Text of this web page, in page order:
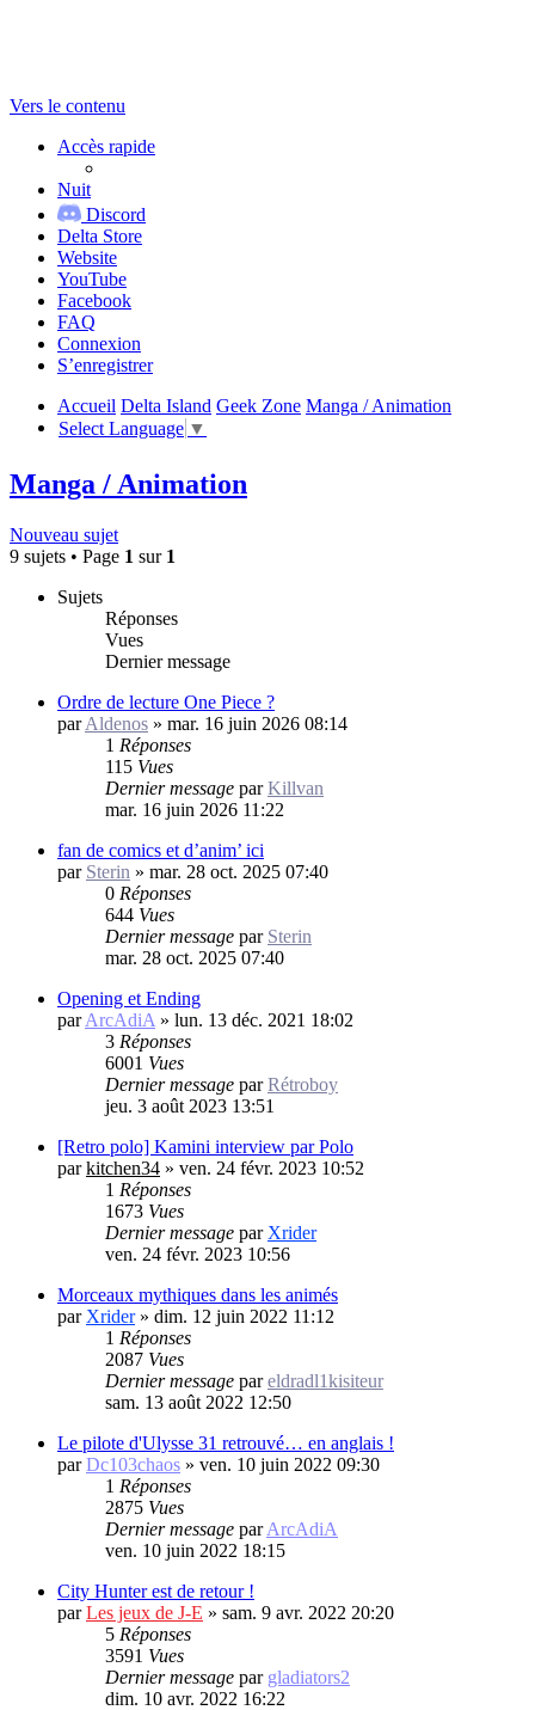
Vers le contenu
Accès rapide
Nuit
Discord
Delta Store
Website
YouTube
Facebook
FAQ
Connexion
S’enregistrer
Accueil Delta Island Geek Zone Manga / Animation
Select Language ▼
Manga / Animation
Nouveau sujet
9 sujets • Page 1 sur 1
Sujets
Réponses
Vues
Dernier message
Ordre de lecture One Piece ?
parAldenos » mar. 16 juin 2026 08:14
1 Réponses
115 Vues
Dernier message parKillvan
mar. 16 juin 2026 11:22
fan de comics et d’anim’ ici
par Sterin » mar. 28 oct. 2025 07:40
0 Réponses
644 Vues
Dernier message par Sterin
mar. 28 oct. 2025 07:40
Opening et Ending
parArcAdiA » lun. 13 déc. 2021 18:02
3 Réponses
6001 Vues
Dernier message parRétroboy
jeu. 3 août 2023 13:51
[Retro polo] Kamini interview par Polo
parkitchen34 » ven. 24 févr. 2023 10:52
1 Réponses
1673 Vues
Dernier message par Xrider
ven. 24 févr. 2023 10:56
Morceaux mythiques dans les animés
par Xrider» dim. 12 juin 2022 11:12
1 Réponses
2087 Vues
Dernier message pareldradl1kisiteur
sam. 13 août 2022 12:50
Le pilote d'Ulysse 31 retrouvé… en anglais !
parDc103chaos » ven. 10 juin 2022 09:30
1 Réponses
2875 Vues
Dernier message parArcAdiA
ven. 10 juin 2022 18:15
City Hunter est de retour !
parLes jeux de J-E » sam. 9 avr. 2022 20:20
5 Réponses
3591 Vues
Dernier message par gladiators2
dim. 10 avr. 2022 16:22